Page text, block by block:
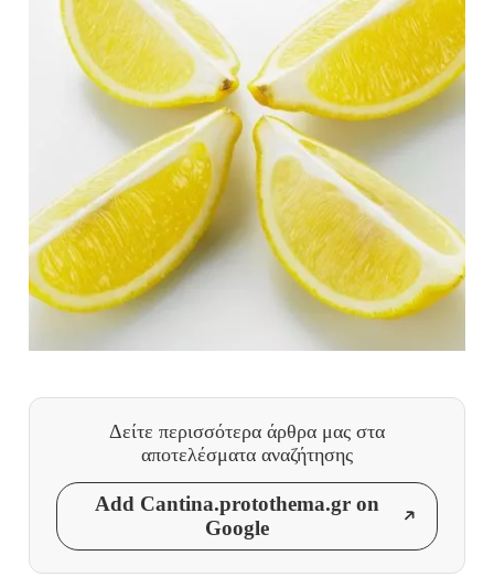
Δείτε περισσότερα άρθρα μας στα
αποτελέσματα αναζήτησης
Add Cantina.protothema.gr on
Google